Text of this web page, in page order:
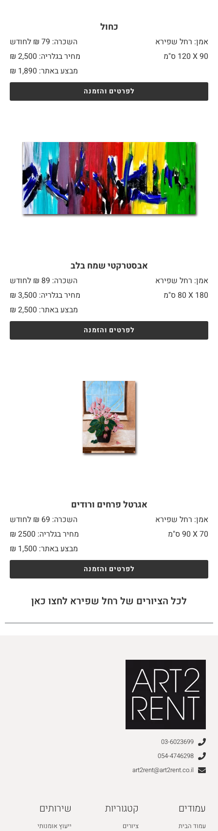
כחול
אמן: רחל שפירא
השכרה: 79 ₪ לחודש
90 X
מחיר בגלריה: 2,500 ₪
מבצע באתר:
₪ 1,890
לפרטים והזמנה
אבסטרקטי שמח בלב
אמן: רחל שפירא
השכרה: 89 ₪ לחודש
180 X
מחיר בגלריה: 3,500 ₪
מבצע באתר:
₪ 2,500
לפרטים והזמנה
אגרטל פרחים ורודים
אמן: רחל שפירא
השכרה: 69 ₪ לחודש
70 X
מחיר בגלריה: 2500 ₪
מבצע באתר:
₪ 1,500
לפרטים והזמנה
לכל הציורים של רחל שפירא לחצו כאן
03-6023699
054-4746298
art2rent@art2rent.co.il
עמודים
עמוד הבית
קטגוריות
ציורים
שירותים
ייעוץ אומנותי